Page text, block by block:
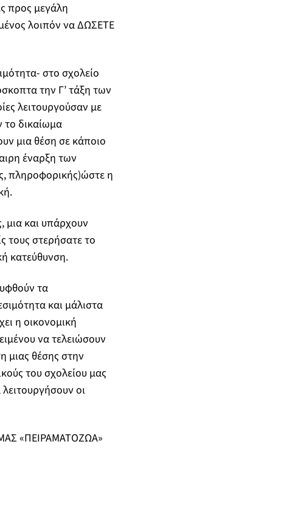
προς μεγάλη
λοιπόν να ΔΩΣΕΤΕ
στο σχολείο
την Γ’ τάξη των
λειτουργούσαν με
το δικαίωμα
μια θέση σε κάποιο
έναρξη των
πληροφορικής)ώστε η
μια και υπάρχουν
τους στερήσατε το
κατεύθυνση.
τα
και μάλιστα
η οικονομική
να τελειώσουν
μιας θέσης στην
του σχολείου μας
οι
«ΠΕΙΡΑΜΑΤΟΖΩΑ»